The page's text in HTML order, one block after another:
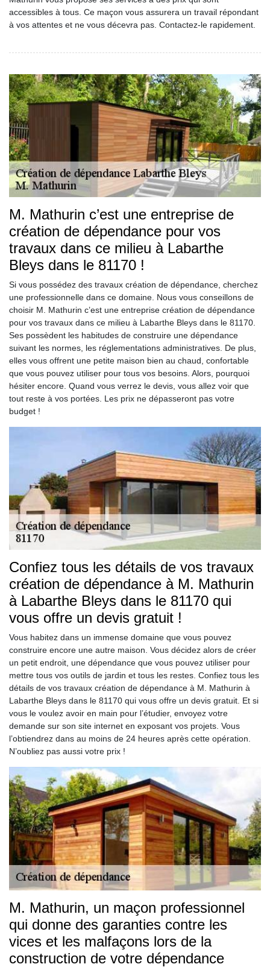
accessibles à tous. Ce maçon vous assurera un travail répondant
à vos attentes et ne vous décevra pas. Contactez-le rapidement.
M. Mathurin c’est une entreprise de
création de dépendance pour vos
travaux dans ce milieu à Labarthe
Bleys dans le 81170 !
Si vous possédez des travaux création de dépendance, cherchez
une professionnelle dans ce domaine. Nous vous conseillons de
choisir M. Mathurin c’est une entreprise création de dépendance
pour vos travaux dans ce milieu à Labarthe Bleys dans le 81170.
Ses possèdent les habitudes de construire une dépendance
suivant les normes, les réglementations administratives. De plus,
elles vous offrent une petite maison bien au chaud, confortable
que vous pouvez utiliser pour tous vos besoins. Alors, pourquoi
hésiter encore. Quand vous verrez le devis, vous allez voir que
tout reste à vos portées. Les prix ne dépasseront pas votre
budget !
Confiez tous les détails de vos travaux
création de dépendance à M. Mathurin
à Labarthe Bleys dans le 81170 qui
vous offre un devis gratuit !
Vous habitez dans un immense domaine que vous pouvez
construire encore une autre maison. Vous décidez alors de créer
un petit endroit, une dépendance que vous pouvez utiliser pour
mettre tous vos outils de jardin et tous les restes. Confiez tous les
détails de vos travaux création de dépendance à M. Mathurin à
Labarthe Bleys dans le 81170 qui vous offre un devis gratuit. Et si
vous le voulez avoir en main pour l’étudier, envoyez votre
demande sur son site internet en exposant vos projets. Vous
l’obtiendrez dans au moins de 24 heures après cette opération.
N’oubliez pas aussi votre prix !
M. Mathurin, un maçon professionnel
qui donne des garanties contre les
vices et les malfaçons lors de la
construction de votre dépendance